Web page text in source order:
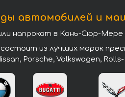
автомобилей и
напрокат в Кань-Сюр-Мере
из лучших марок
Porsche, Volkswagen,